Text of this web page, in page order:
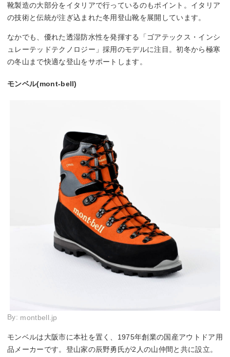
靴製造の大部分をイタリアで行っているのもポイント。イタリア
の技術と伝統が注ぎ込まれた冬用登山靴を展開しています。
なかでも、優れた透湿防水性を発揮する「ゴアテックス・インシ
ュレーテッドテクノロジー」採用のモデルに注目。初冬から極寒
の冬山まで快適な登山をサポートします。
モンベル(mont-bell)
By: montbell.jp
モンベルは大阪市に本社を置く、1975年創業の国産アウトドア用
品メーカーです。登山家の辰野勇氏が2人の山仲間と共に設立。